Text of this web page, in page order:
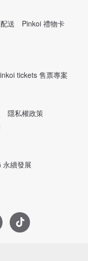
送
Pinkoi 禮物卡
tickets 售票專案
隱私權政策
永續發展